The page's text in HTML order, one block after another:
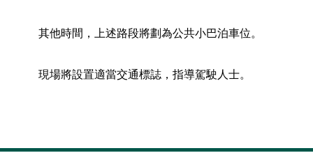
其他時間，上述路段將劃為公共小巴泊車位。
現場將設置適當交通標誌，指導駕駛人士。